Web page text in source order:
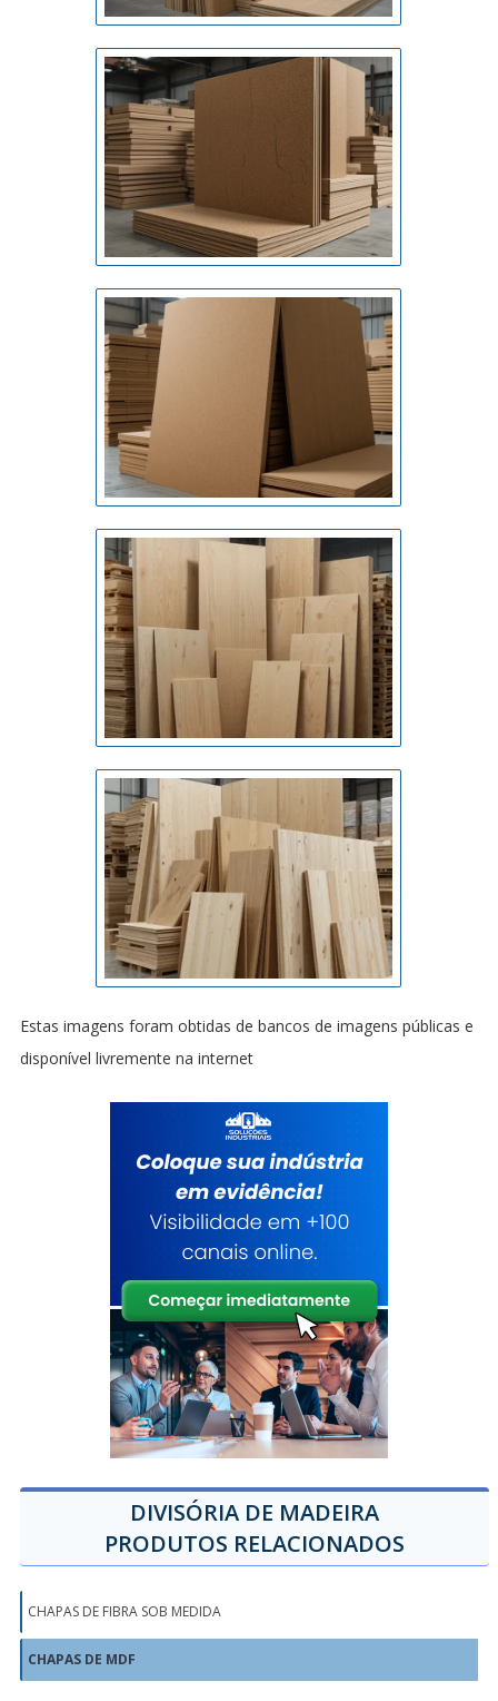
Estas imagens foram obtidas de bancos de imagens públicas e
disponível livremente na internet
DIVISÓRIA DE MADEIRA
PRODUTOS RELACIONADOS
CHAPAS DE FIBRA SOB MEDIDA
CHAPAS DE MDF